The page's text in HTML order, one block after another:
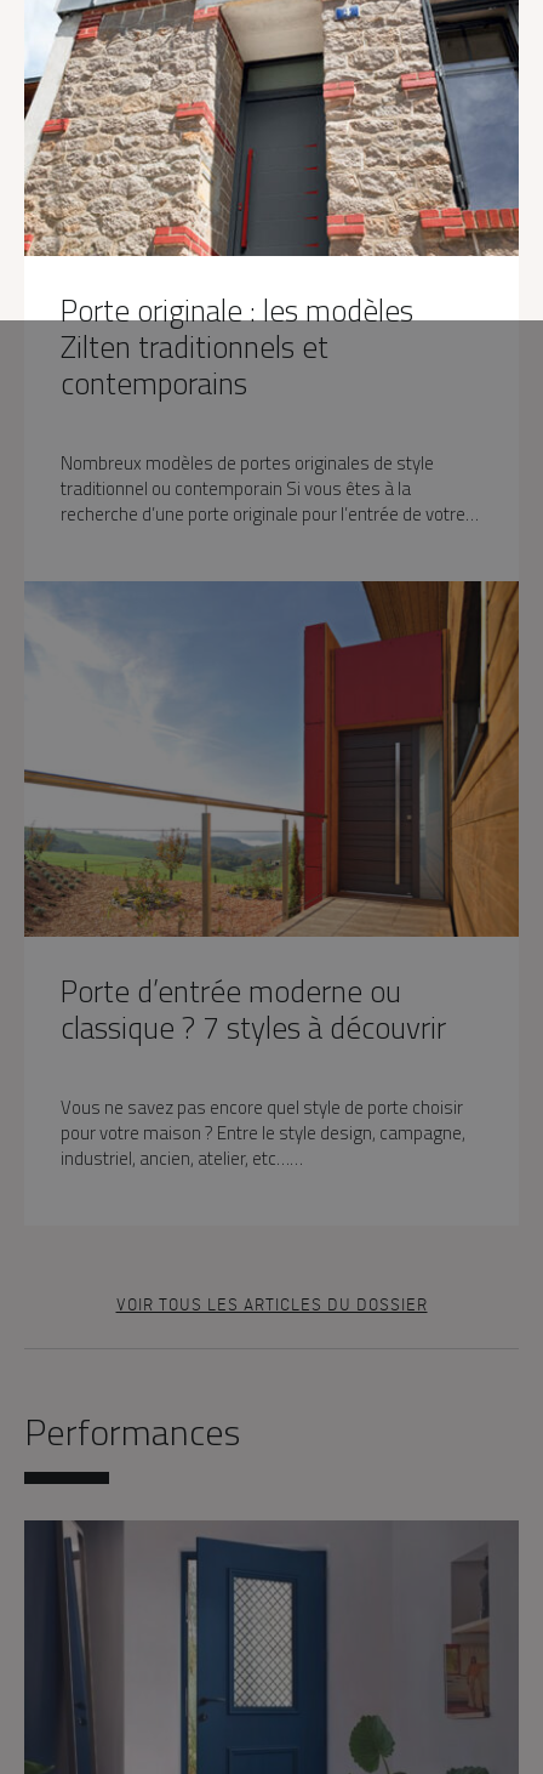
Porte originale : les modèles
Zilten traditionnels et
contemporains
Nombreux modèles de portes originales de style
traditionnel ou contemporain Si vous êtes à la
recherche d’une porte originale pour l’entrée de votre…
Porte d’entrée moderne ou
classique ? 7 styles à découvrir
Vous ne savez pas encore quel style de porte choisir
pour votre maison ? Entre le style design, campagne,
industriel, ancien, atelier, etc……
VOIR TOUS LES ARTICLES DU DOSSIER
Performances